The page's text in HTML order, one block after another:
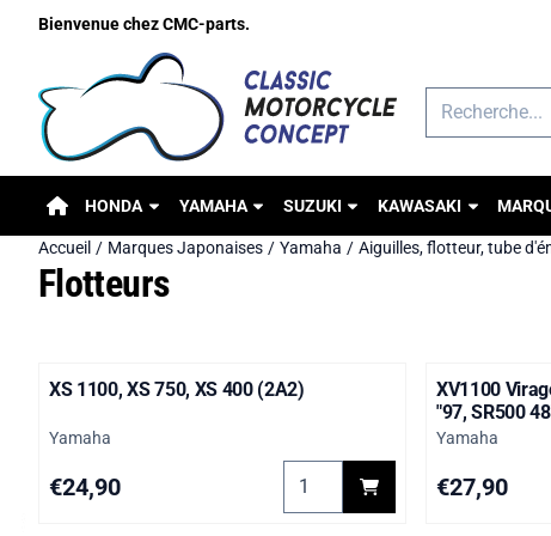
Préférences de cookies disponibles. Choisissez les paramètres
Bienvenue chez CMC-parts.
Rechercher
HONDA YAMAHA SUZUKI KAWASAKI
Accueil / Marques Japonaises / Yamaha / Aiguilles, flotteur, tube
Flotteurs
XS 1100, XS 750, XS 400 (2A2)
Marque :
Yamaha
Prix: 24,90
€24,90 Choisir la quantité pour XS
XV1100
"97, SR500
Marque :
Yamaha
Prix: 27,90
€27,90